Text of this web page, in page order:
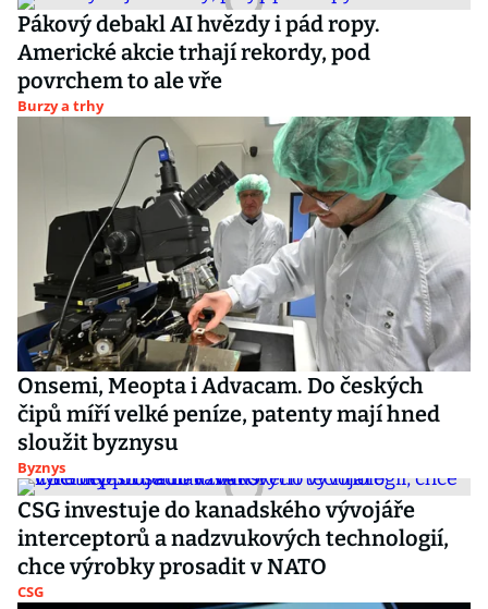
Pákový debakl AI hvězdy i pád ropy.
Americké akcie trhají rekordy, pod
povrchem to ale vře
Burzy a trhy
Onsemi, Meopta i Advacam. Do českých
čipů míří velké peníze, patenty mají hned
sloužit byznysu
Byznys
CSG investuje do kanadského vývojáře
interceptorů a nadzvukových technologií,
chce výrobky prosadit v NATO
CSG